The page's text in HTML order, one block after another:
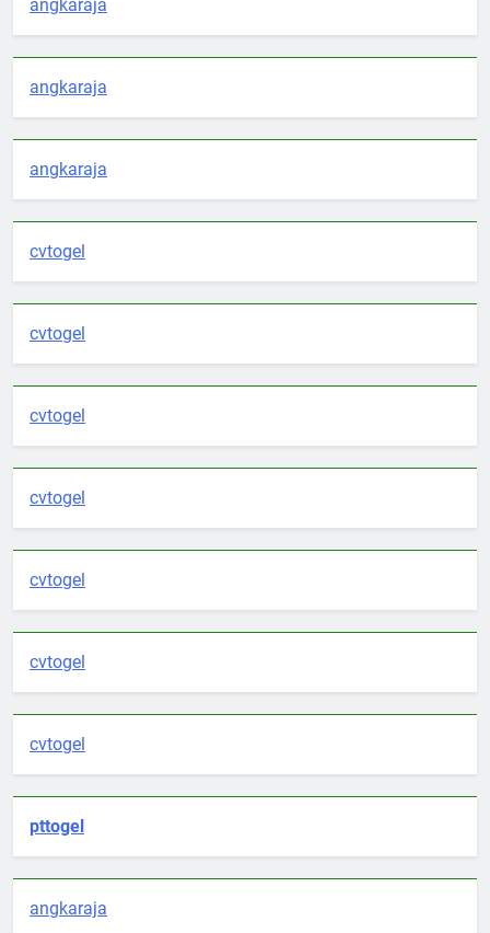
angkaraja
angkaraja
angkaraja
cvtogel
cvtogel
cvtogel
cvtogel
cvtogel
cvtogel
cvtogel
pttogel
angkaraja